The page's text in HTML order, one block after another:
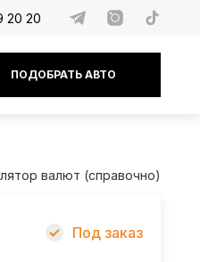
20 20
ПОДОБРАТЬ АВТО
валют (справочно)
Под заказ